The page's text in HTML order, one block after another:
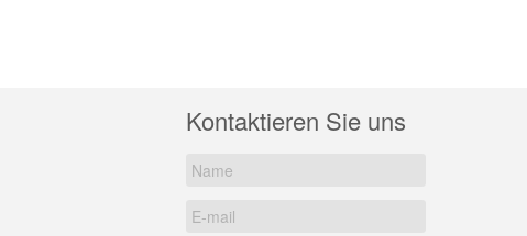
Kontaktieren Sie uns